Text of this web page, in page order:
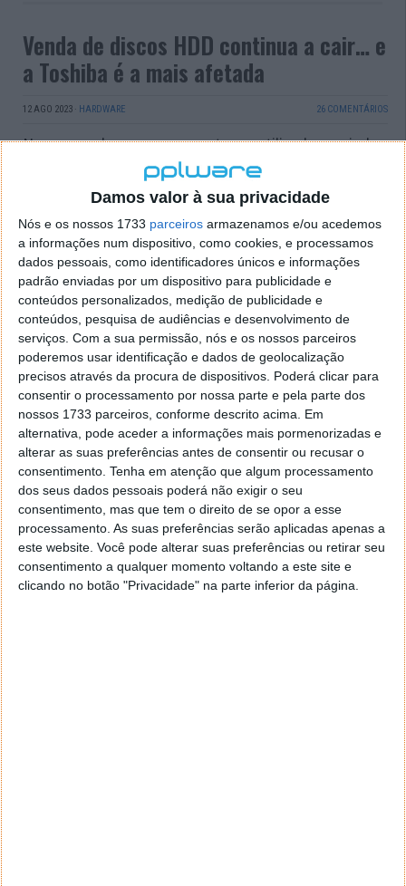
Damos valor à sua privacidade
Nós e os nossos 1733 parceiros armazenamos e/ou acedemos
a informações num dispositivo, como cookies, e processamos
dados pessoais, como identificadores únicos e informações
padrão enviadas por um dispositivo para publicidade e
conteúdos personalizados, medição de publicidade e
conteúdos, pesquisa de audiências e desenvolvimento de
serviços. Com a sua permissão, nós e os nossos parceiros
poderemos usar identificação e dados de geolocalização
precisos através da procura de dispositivos. Poderá clicar para
consentir o processamento por nossa parte e pela parte dos
nossos 1733 parceiros, conforme descrito acima. Em
alternativa, pode aceder a informações mais pormenorizadas e
alterar as suas preferências antes de consentir ou recusar o
consentimento. Tenha em atenção que algum processamento
dos seus dados pessoais poderá não exigir o seu
consentimento, mas que tem o direito de se opor a esse
processamento. As suas preferências serão aplicadas apenas a
este website. Você pode alterar suas preferências ou retirar seu
consentimento a qualquer momento voltando a este site e
clicando no botão "Privacidade" na parte inferior da página.
Venda de discos HDD continua a cair… e
a Toshiba é a mais afetada
12 AGO 2023 · HARDWARE 26 COMENTÁRIOS
No campo do armazenamento, os utilizadores ainda
continuam a conviver diretamente com discos
rígidos, os HDD, e com os SSDs. Mas a verdade é que
estes últimos têm sido a escolha preferida da maior
parte das pessoas. E as mais recentes informações
confirmam o que todos já esperavamos: a venda de
discos HDD continua a cair e a Toshiba é a marca
mais afetada, podendo vir a desistir de lançar novos
modelos para o mercado.